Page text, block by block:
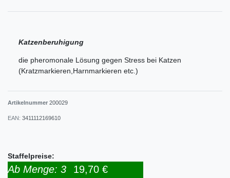
Katzenberuhigung
die pheromonale Lösung gegen Stress bei Katzen
(Kratzmarkieren,Harnmarkieren etc.)
Artikelnummer 200029
EAN: 3411112169610
Staffelpreise:
Ab Menge: 3
19,70 €